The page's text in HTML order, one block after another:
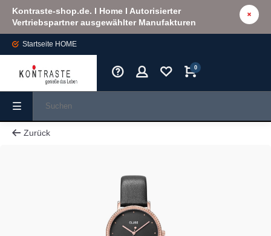
Kontraste-shop.de. I Home I Autorisierter
Vertriebspartner ausgewählter Manufakturen
Startseite HOME
0
Zurück